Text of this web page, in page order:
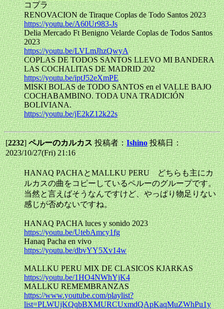
コプラ
RENOVACION de Tiraque Coplas de Todo Santos 2023
https://youtu.be/A60Ur983-Js
Delia Mercado Ft Benigno Velarde Coplas de Todos Santos
2023
https://youtu.be/LVLmJhzQwyA
COPLAS DE TODOS SANTOS LLEVO MI BANDERA
LAS COCHALITAS DE MADRID 202
https://youtu.be/iptJ52eXmPE
MISKI BOLAS de TODO SANTOS en el VALLE BAJO
COCHABAMBINO. TODA UNA TRADICIÓN
BOLIVIANA.
https://youtu.be/jE2kZ12k22s
[2232]ペルーのカルカス投稿者：Ishino 投稿日：
2023/10/27(Fri) 21:16
HANAQ PACHAとMALLKU PERU どちらも主にカ
ルカスの曲をコピーしているペルーのグループです。
当然と言えばそうなんですけど、やっぱり物足りない
感じが否めないですね。
HANAQ PACHA luces y sonido 2023
https://youtu.be/UtebAmcy1fg
Hanaq Pacha en vivo
https://youtu.be/dbvYY5Xv14w
MALLKU PERU MIX DE CLASICOS KJARKAS
https://youtu.be/1HO4NWhYjK4
MALLKU REMEMBRANZAS
https://www.youtube.com/playlist?
list=PLWUjKQqbBXMURCUxmdQApKaqMuZWhPu1y